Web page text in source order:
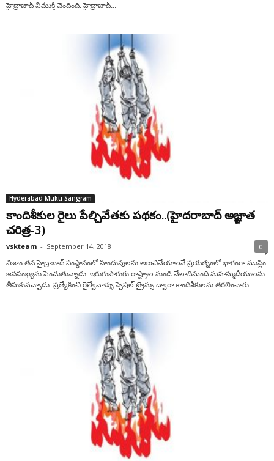
హైద్రాబాద్ విముక్తి చెందింది. హైద్రాబాద్...
Hyderabad Mukti Sangram
కాందిశీకుల రైలు పేల్చివేతకు పథకం..(హైదరాబాద్ అజ్ఞాత
చరిత్ర-3)
vskteam - September 14, 2018 0
నిజాం తన హైద్రాబాద్ సంస్థానంలో హిందువులను అణచివేయాలనే ప్రయత్నంలో భాగంగా ముస్లిం
జనసంఖ్యను పెంచుతున్నాడు. ఇరుగుపొరుగు రాష్ట్రాల నుండి వేలాదిమంది మహమ్మదీయులను
తీసుకువచ్చాడు. ప్రత్యేకించి రైల్వేవాళ్ళు స్పెషల్ ట్రైన్సు ద్వారా కాందిశీకులను తరలించారు....